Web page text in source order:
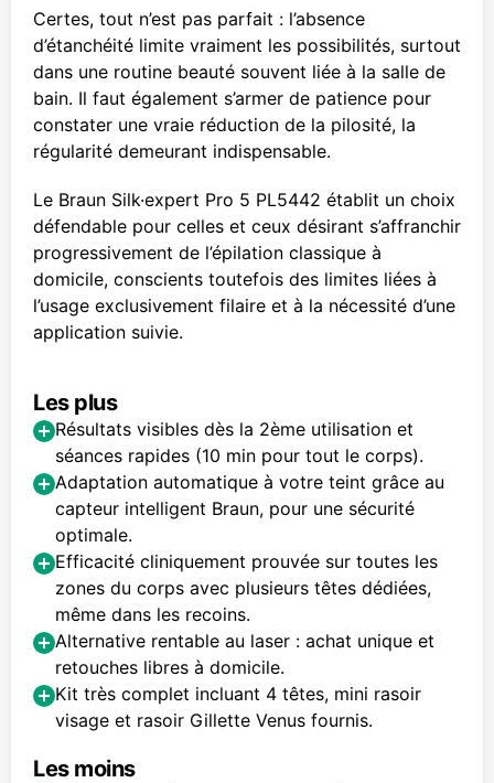
Certes, tout n’est pas parfait : l’absence
d’étanchéité limite vraiment les possibilités, surtout
dans une routine beauté souvent liée à la salle de
bain. Il faut également s’armer de patience pour
constater une vraie réduction de la pilosité, la
régularité demeurant indispensable.
Le Braun Silk·expert Pro 5 PL5442 établit un choix
défendable pour celles et ceux désirant s’affranchir
progressivement de l’épilation classique à
domicile, conscients toutefois des limites liées à
l’usage exclusivement filaire et à la nécessité d’une
application suivie.
Les plus
Résultats visibles dès la 2ème utilisation et
séances rapides (10 min pour tout le corps).
Adaptation automatique à votre teint grâce au
capteur intelligent Braun, pour une sécurité
optimale.
Efficacité cliniquement prouvée sur toutes les
zones du corps avec plusieurs têtes dédiées,
même dans les recoins.
Alternative rentable au laser : achat unique et
retouches libres à domicile.
Kit très complet incluant 4 têtes, mini rasoir
visage et rasoir Gillette Venus fournis.
Les moins